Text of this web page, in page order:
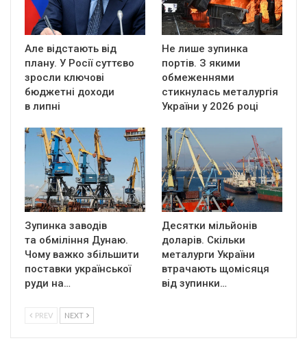
Але відстають від
плану. У Росії суттєво
зросли ключові
бюджетні доходи
в липні
Не лише зупинка
портів. З якими
обмеженнями
стикнулась металургія
України у 2026 році
Зупинка заводів
та обміління Дунаю.
Чому важко збільшити
поставки української
руди на…
Десятки мільйонів
доларів. Скільки
металурги України
втрачають щомісяця
від зупинки…
PREV NEXT